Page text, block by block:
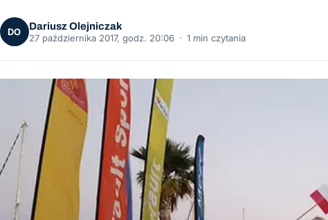
DO
Dariusz Olejniczak
27 października 2017, godz. 20:06 · 1 min czytania